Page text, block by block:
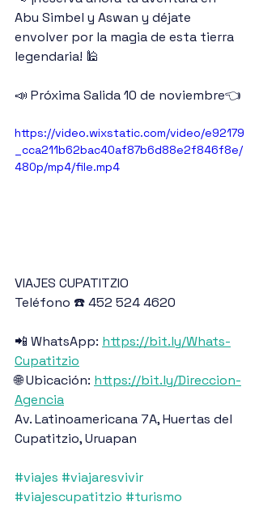
Abu Simbel y Aswan y déjate
envolver por la magia de esta tierra
legendaria! 🕌
📣 Próxima Salida 10 de noviembre👈
https://video.wixstatic.com/video/e92179
_cca211b62bac40af87b6d88e2f846f8e/
480p/mp4/file.mp4
VIAJES CUPATITZIO
Teléfono ☎️ 452 524 4620
📲 WhatsApp: https://bit.ly/Whats-
Cupatitzio
🌐 Ubicación: https://bit.ly/Direccion-
Agencia
Av. Latinoamericana 7A, Huertas del
Cupatitzio, Uruapan
#viajes #viajaresvivir
#viajescupatitzio #turismo